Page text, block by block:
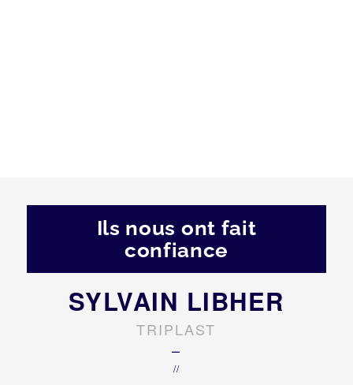
Ils nous ont fait
confiance
SYLVAIN LIBHER
TRIPLAST
–
//